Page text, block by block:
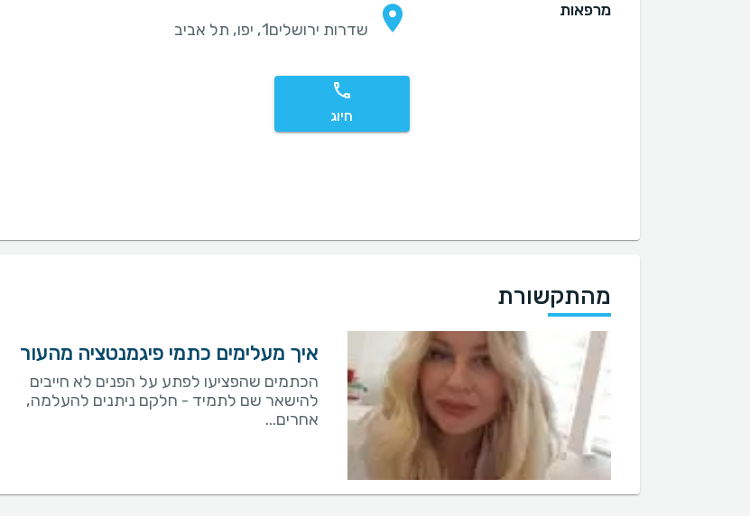
מרפאות
שדרות ירושלים1, יפו, תל אביב
חיוג
מהתקשורת
איך מעלימים כתמי פיגמנטציה מהעור
הכתמים שהפציעו לפתע על הפנים לא חייבים
להישאר שם לתמיד - חלקם ניתנים להעלמה,
אחרים...